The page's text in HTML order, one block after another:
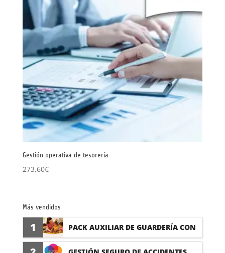
Gestión operativa de tesorería
273,60€
Más vendidos
1 PACK AUXILIAR DE GUARDERÍA CON
PRÁCTICAS